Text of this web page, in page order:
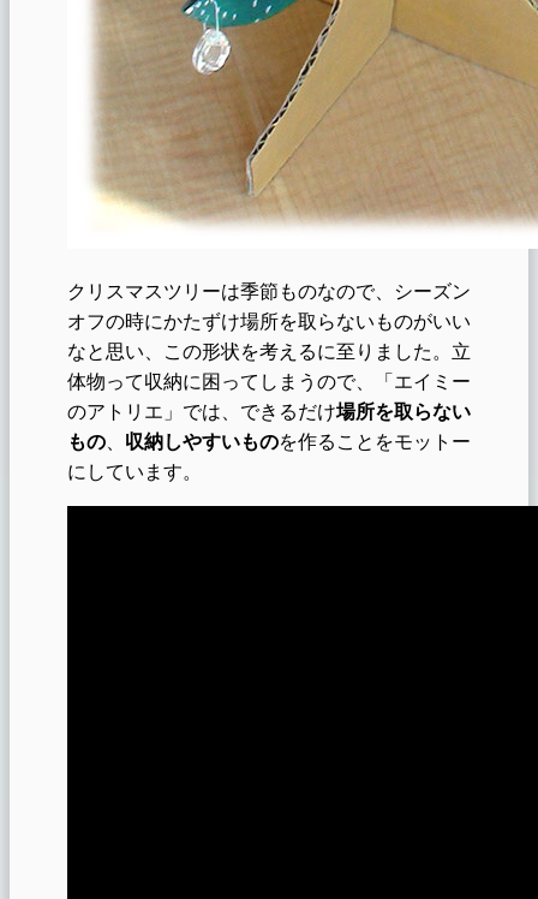
クリスマスツリーは季節ものなので、シーズン
オフの時にかたずけ場所を取らないものがいい
なと思い、この形状を考えるに至りました。立
体物って収納に困ってしまうので、「エイミー
のアトリエ」では、できるだけ場所を取らない
もの
収納しやすいものを作ることをモットー
にしています。